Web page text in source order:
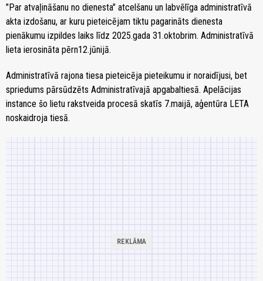
"Par atvaļināšanu no dienesta" atcelšanu un labvēlīga administratīvā
akta izdošanu, ar kuru pieteicējam tiktu pagarināts dienesta
pienākumu izpildes laiks līdz 2025.gada 31.oktobrim. Administratīvā
lieta ierosināta pērn12.jūnijā.
Administratīvā rajona tiesa pieteicēja pieteikumu ir noraidījusi, bet
spriedums pārsūdzēts Administratīvajā apgabaltiesā. Apelācijas
instance šo lietu rakstveida procesā skatīs 7.maijā, aģentūra LETA
noskaidroja tiesā.